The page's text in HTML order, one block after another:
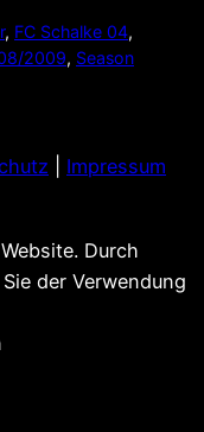
, FC Schalke 04
2009, Season
Impressum
Durch
der Verwendung